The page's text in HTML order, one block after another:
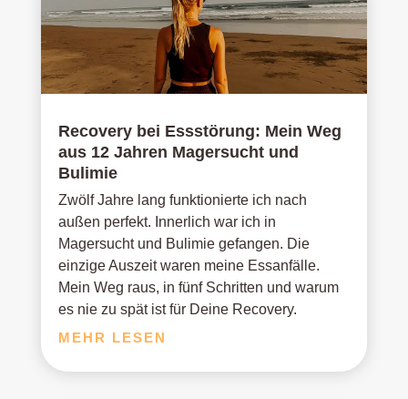
Recovery bei Essstörung: Mein Weg
aus 12 Jahren Magersucht und
Bulimie
Zwölf Jahre lang funktionierte ich nach
außen perfekt. Innerlich war ich in
Magersucht und Bulimie gefangen. Die
einzige Auszeit waren meine Essanfälle.
Mein Weg raus, in fünf Schritten und warum
es nie zu spät ist für Deine Recovery.
MEHR LESEN